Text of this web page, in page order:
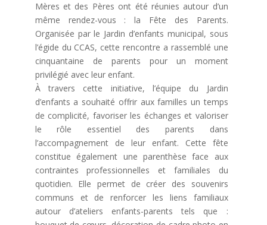
Mères et des Pères ont été réunies autour d’un
même rendez-vous : la Fête des Parents.
Organisée par le Jardin d’enfants municipal, sous
l’égide du CCAS, cette rencontre a rassemblé une
cinquantaine de parents pour un moment
privilégié avec leur enfant.
À travers cette initiative, l’équipe du Jardin
d’enfants a souhaité offrir aux familles un temps
de complicité, favoriser les échanges et valoriser
le rôle essentiel des parents dans
l’accompagnement de leur enfant. Cette fête
constitue également une parenthèse face aux
contraintes professionnelles et familiales du
quotidien. Elle permet de créer des souvenirs
communs et de renforcer les liens familiaux
autour d’ateliers enfants-parents tels que :